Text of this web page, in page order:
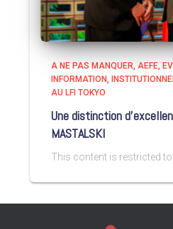
A NE PAS MANQUER AEFE
INFORMATION
AU LFI TOKYO
Une distinction
MASTALSKI
This content is restricted